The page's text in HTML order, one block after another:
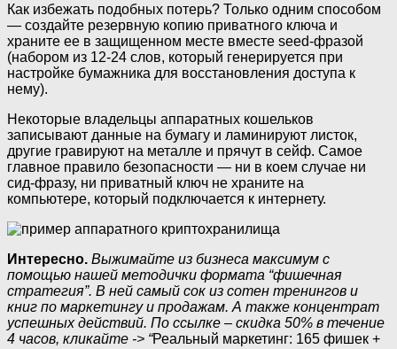
Как избежать подобных потерь? Только одним способом
— создайте резервную копию приватного ключа и
храните ее в защищенном месте вместе seed-фразой
(набором из 12-24 слов, который генерируется при
настройке бумажника для восстановления доступа к
нему).
Некоторые владельцы аппаратных кошельков
записывают данные на бумагу и ламинируют листок,
другие гравируют на металле и прячут в сейф. Самое
главное правило безопасности — ни в коем случае ни
сид-фразу, ни приватный ключ не храните на
компьютере, который подключается к интернету.
Интересно. Выжимайте из бизнеса максимум с
помощью нашей методички формата “фишечная
стратегия”. В ней самый сок из сотен тренингов и
книг по маркетингу и продажам. А также концентрат
успешных действий. По ссылке – скидка 50% в течение
4 часов, кликайте -> “Реальный маркетинг: 165 фишек +